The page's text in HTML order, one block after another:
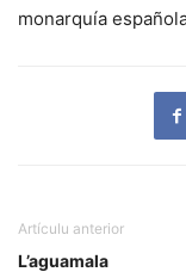
monarquía
Artículu anterior
L’aguamala